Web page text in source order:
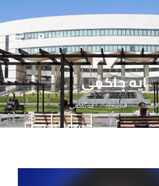
English
ايه حاكمى
الرئيسية الخريجين ايه حاكمى